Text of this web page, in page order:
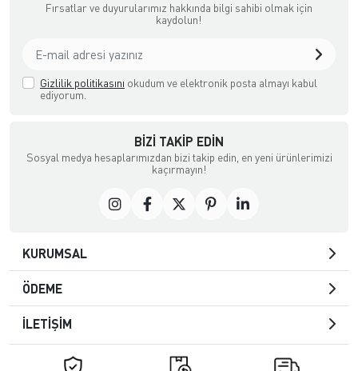
Fırsatlar ve duyurularımız hakkında bilgi sahibi olmak için
kaydolun!
Gizlilik politikasını okudum ve elektronik posta almayı kabul
ediyorum.
BIZI TAKIP EDIN
Sosyal medya hesaplarımızdan bizi takip edin, en yeni ürünlerimizi
kaçırmayın!
KURUMSAL
ÖDEME
İLETİŞİM